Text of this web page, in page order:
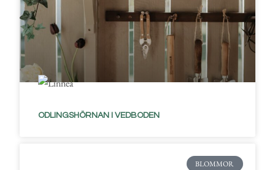
ODLINGSHÖRNAN I VEDBODEN
BLOMMOR